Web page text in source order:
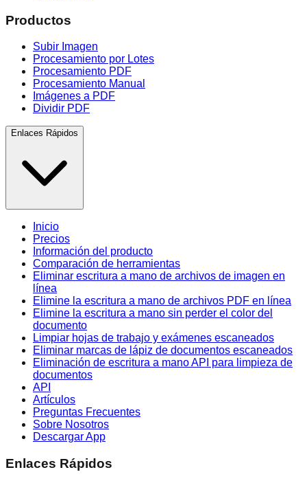
Productos
Subir Imagen
Procesamiento por Lotes
Procesamiento PDF
Procesamiento Manual
Imágenes a PDF
Dividir PDF
Enlaces Rápidos
Inicio
Precios
Información del producto
Comparación de herramientas
Eliminar escritura a mano de archivos de imagen en
línea
Elimine la escritura a mano de archivos PDF en línea
Elimine la escritura a mano sin perder el color del
documento
Limpiar hojas de trabajo y exámenes escaneados
Eliminar marcas de lápiz de documentos escaneados
Eliminación de escritura a mano API para limpieza de
documentos
API
Artículos
Preguntas Frecuentes
Sobre Nosotros
Descargar App
Enlaces Rápidos